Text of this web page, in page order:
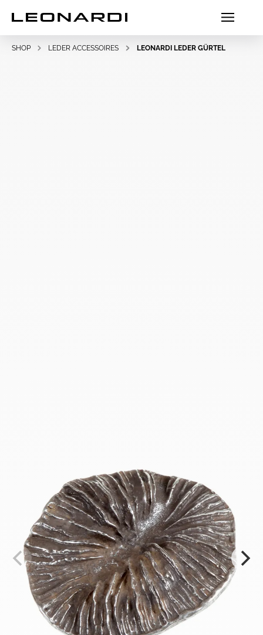
SHOP LEDER ACCESSOIRES LEONARDI LEDER GÜRTEL